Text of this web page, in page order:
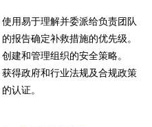
使用易于理解并委派给负责团队
的报告确定补救措施的优先级。
创建和管理组织的安全策略。
获得政府和行业法规及合规政策
的认证。